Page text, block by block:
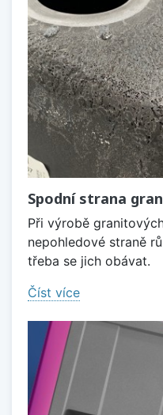
Spodní strana
Při výrobě
nepohledové straně
třeba se jich obávat.
Číst více